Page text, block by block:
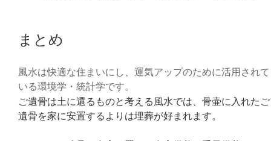
まとめ
風水は快適な住まいにし、運気アップのために活用されて
いる環境学・統計学です。
ご遺骨は土に還るものと考える風水では、骨壷に入れたご
遺骨を家に安置するよりは埋葬が好まれます。